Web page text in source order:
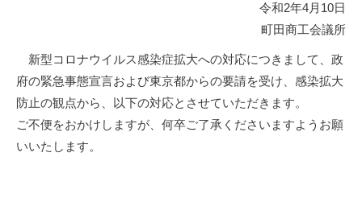
令和2年4月10日
町田商工会議所
新型コロナウイルス感染症拡大への対応につきまして、政
府の緊急事態宣言および東京都からの要請を受け、感染拡大
防止の観点から、以下の対応とさせていただきます。
ご不便をおかけしますが、何卒ご了承くださいますようお願
いいたします。